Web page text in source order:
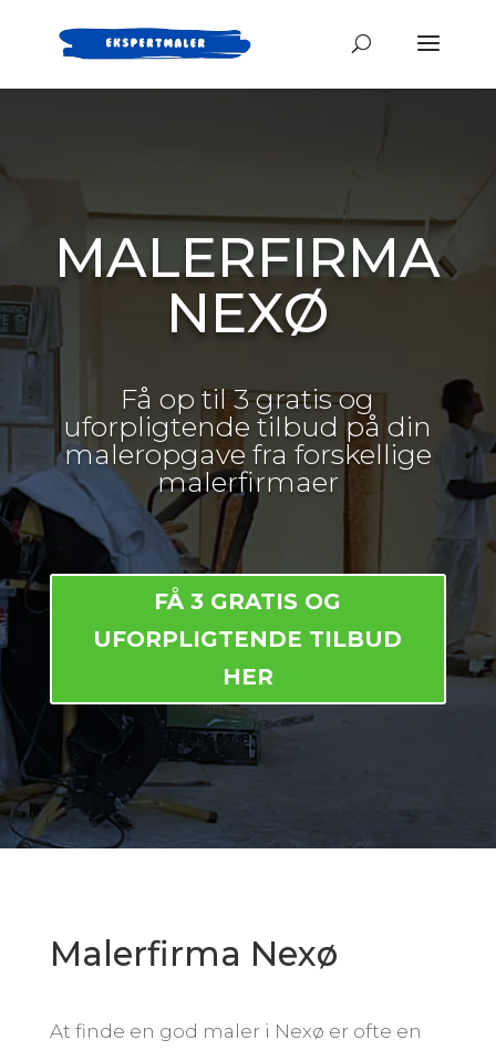
MALERFIRMA
NEXØ
Få op til 3 gratis og
uforpligtende tilbud på din
maleropgave fra forskellige
malerfirmaer
FÅ 3 GRATIS OG
UFORPLIGTENDE TILBUD
HER
Malerfirma Nexø
At finde en god maler i Nexø er ofte en